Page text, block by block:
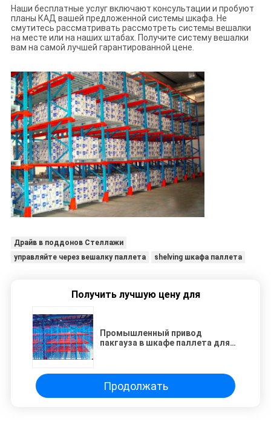
Наши бесплатные услуг включают консультации и пробуют
планы КАД вашей предложенной системы шкафа. Не
смутитесь рассматривать рассмотреть системы вешалки
на месте или на наших штабах. Получите систему вешалки
вам на самой лучшей гарантированной цене.
Драйв в поддонов Стеллажи
управляйте через вешалку паллета
shelving шкафа паллета
Получить лучшую цену для
Промышленный привод
пакгауза в шкафе паллета для
Продолжать